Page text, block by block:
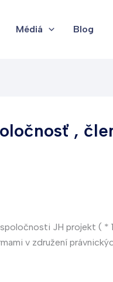
Médiá Blog
,
JH projekt ( *
v združení